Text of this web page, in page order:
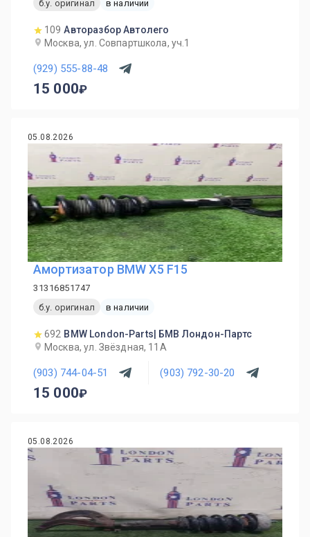
б.у. оригинал в наличии
109 Авторазбор Автолего
Москва, ул. Совпартшкола, уч.1
(929) 555-88-48
15 000
05.08.2026
Амортизатор BMW X5 F15
31316851747
б.у. оригинал
в наличии
692 BMW London-Parts| БМВ Лондон-Партс
Москва, ул. Звёздная, 11А
(903) 744-04-51 (903) 792-30-20
15 000
05.08.2026